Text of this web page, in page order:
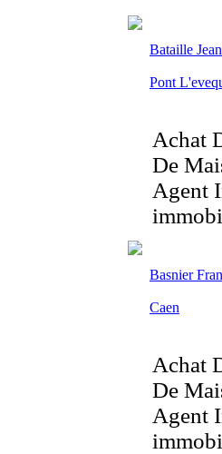
Bataille
Pont
Achat
De
Agent
Basnier
Caen
Achat
De
Agent